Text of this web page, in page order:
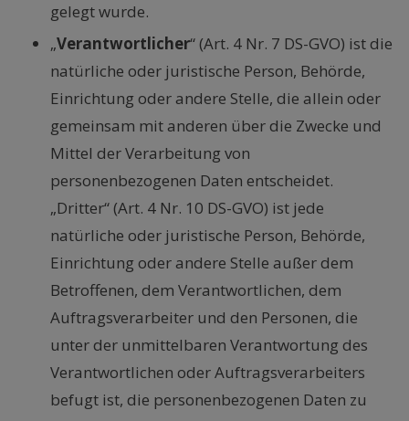
gelegt wurde.
„Verantwortlicher“ (Art. 4 Nr. 7 DS-GVO) ist die
natürliche oder juristische Person, Behörde,
Einrichtung oder andere Stelle, die allein oder
gemeinsam mit anderen über die Zwecke und
Mittel der Verarbeitung von
personenbezogenen Daten entscheidet.
„Dritter“ (Art. 4 Nr. 10 DS-GVO) ist jede
natürliche oder juristische Person, Behörde,
Einrichtung oder andere Stelle außer dem
Betroffenen, dem Verantwortlichen, dem
Auftragsverarbeiter und den Personen, die
unter der unmittelbaren Verantwortung des
Verantwortlichen oder Auftragsverarbeiters
befugt ist, die personenbezogenen Daten zu